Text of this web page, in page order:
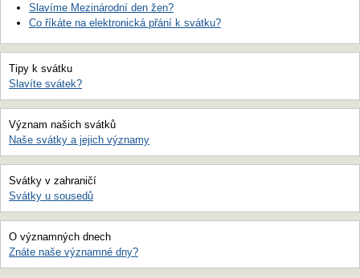
Slavíme Mezinárodní den žen?
Co říkáte na elektronická přání k svátku?
Tipy k svátku
Slavíte svátek?
Význam našich svátků
Naše svátky a jejich významy
Svátky v zahraničí
Svátky u sousedů
O významných dnech
Znáte naše významné dny?